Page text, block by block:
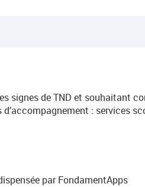
signes de TND et souhaitant
: services
par FondamentApps